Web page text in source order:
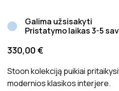
Galima užsisakyti
Pristatymo laikas 3-5
330,00 €
Stoon kolekciją puikiai
modernios klasikos interjere.